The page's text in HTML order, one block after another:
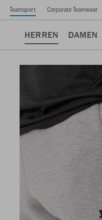
Teamsport Corporate Teamwear
HERREN DAMEN